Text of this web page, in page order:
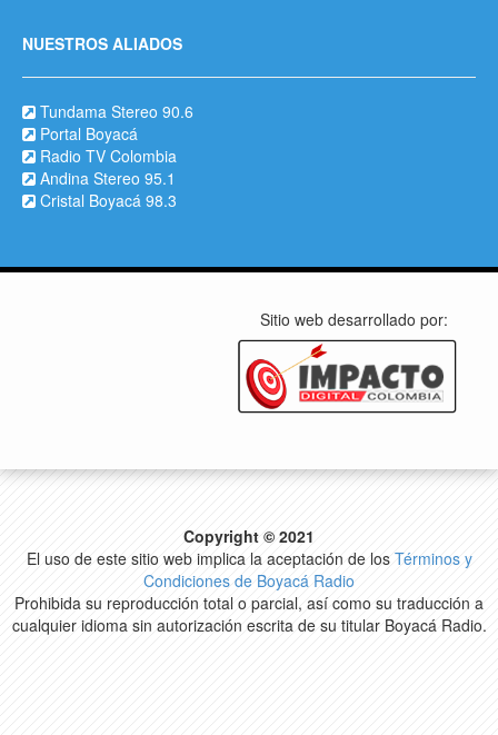
NUESTROS ALIADOS
Tundama Stereo 90.6
Portal Boyacá
Radio TV Colombia
Andina Stereo 95.1
Cristal Boyacá 98.3
Sitio web desarrollado por:
Copyright © 2021
El uso de este sitio web implica la aceptación de los Términos y
Condiciones de Boyacá Radio
Prohibida su reproducción total o parcial, así como su traducción a
cualquier idioma sin autorización escrita de su titular Boyacá Radio.